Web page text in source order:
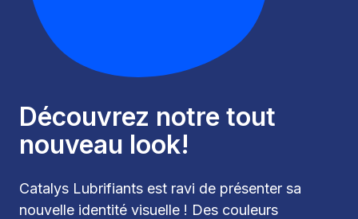
Découvrez notre tout
nouveau look!
Catalys Lubrifiants est ravi de présenter sa
nouvelle identité visuelle ! Des couleurs